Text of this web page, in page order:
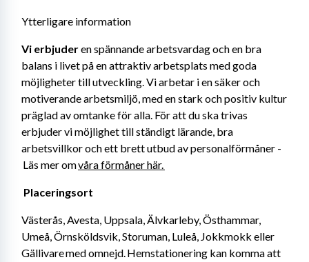
Ytterligare information
Vi erbjuder en spännande arbetsvardag och en bra
balans i livet på en attraktiv arbetsplats med goda
möjligheter till utveckling. Vi arbetar i en säker och
motiverande arbetsmiljö, med en stark och positiv kultur
präglad av omtanke för alla. För att du ska trivas
erbjuder vi möjlighet till ständigt lärande, bra
arbetsvillkor och ett brett utbud av personalförmåner -
Läs mer om våra förmåner här.
Placeringsort
Västerås, Avesta, Uppsala, Älvkarleby, Östhammar,
Umeå, Örnsköldsvik, Storuman, Luleå, Jokkmokk eller
Gällivare med omnejd. Hemstationering kan komma att